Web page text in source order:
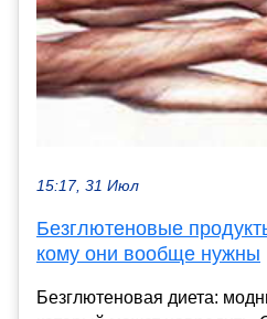
15:17, 31 Июл
Безглютеновые
кому они вообще нужны
Безглютеновая диета: